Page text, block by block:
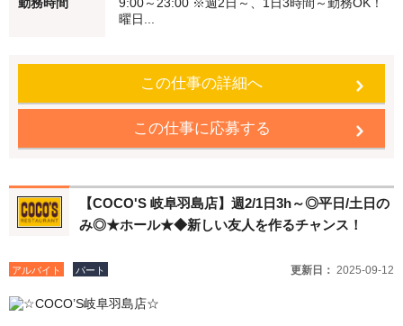
大歓迎♪ 未経験でも安心♪始めはかんたんなお仕事からスタート 働く
券」を進呈します！ ★注文はタッチパネル♪接客未経験者も安心！
注文など難しい作業なし！ ★柔軟な働き方が可能 短時間勤務・扶養
内勤務OK！ 副業・WワークOK 履歴書不要でかんたん応募♪
勤務時間
9:00～23:00 ※週2日～、1日3時間～勤務OK！
曜日...
この仕事の詳細へ
この仕事に応募する
【COCO'S 岐阜羽島店】週2/1日3h～◎平日/土日の
み◎★ホール★◆新しい友人を作るチャンス！
アルバイト パート 更新日： 2025-09-12